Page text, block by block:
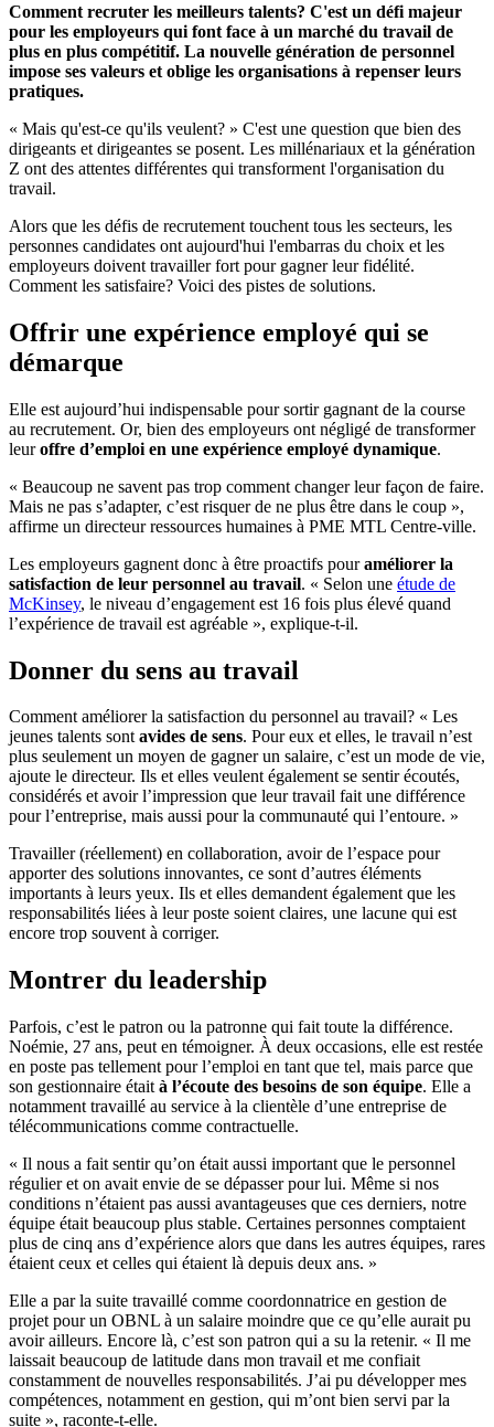
Comment recruter les meilleurs talents? C'est un défi majeur
pour les employeurs qui font face à un marché du travail de
plus en plus compétitif. La nouvelle génération de personnel
impose ses valeurs et oblige les organisations à repenser leurs
pratiques.
« Mais qu'est-ce qu'ils veulent? » C'est une question que bien des
dirigeants et dirigeantes se posent. Les millénariaux et la génération
Z ont des attentes différentes qui transforment l'organisation du
travail.
Alors que les défis de recrutement touchent tous les secteurs, les
personnes candidates ont aujourd'hui l'embarras du choix et les
employeurs doivent travailler fort pour gagner leur fidélité.
Comment les satisfaire? Voici des pistes de solutions.
Offrir une expérience employé qui se
démarque
Elle est aujourd’hui indispensable pour sortir gagnant de la course
au recrutement. Or, bien des employeurs ont négligé de transformer
leuroffre d’emploi en une expérience employé dynamique.
« Beaucoup ne savent pas trop comment changer leur façon de faire.
Mais ne pas s’adapter, c’est risquer de ne plus être dans le coup »,
affirme un directeur ressources humaines à PME MTL Centre-ville.
Les employeurs gagnent donc à être proactifs pouraméliorer la
satisfaction de leur personnel au travail. « Selon une étude de
McKinsey, le niveau d’engagement est 16 fois plus élevé quand
l’expérience de travail est agréable », explique-t-il.
Donner du sens au travail
Comment améliorer la satisfaction du personnel au travail? « Les
jeunes talents sontavides de sens. Pour eux et elles, le travail n’est
plus seulement un moyen de gagner un salaire, c’est un mode de vie,
ajoute le directeur. Ils et elles veulent également se sentir écoutés,
considérés et avoir l’impression que leur travail fait une différence
pour l’entreprise, mais aussi pour la communauté qui l’entoure. »
Travailler (réellement) en collaboration, avoir de l’espace pour
apporter des solutions innovantes, ce sont d’autres éléments
importants à leurs yeux. Ils et elles demandent également que les
responsabilités liées à leur poste soient claires, une lacune qui est
encore trop souvent à corriger.
Montrer du leadership
Parfois, c’est le patron ou la patronne qui fait toute la différence.
Noémie, 27 ans, peut en témoigner. À deux occasions, elle est restée
en poste pas tellement pour l’emploi en tant que tel, mais parce que
son gestionnaire était à l’écoute des besoins de son équipe. Elle a
notamment travaillé au service à la clientèle d’une entreprise de
télécommunications comme contractuelle.
« Il nous a fait sentir qu’on était aussi important que le personnel
régulier et on avait envie de se dépasser pour lui. Même si nos
conditions n’étaient pas aussi avantageuses que ces derniers, notre
équipe était beaucoup plus stable. Certaines personnes comptaient
plus de cinq ans d’expérience alors que dans les autres équipes, rares
étaient ceux et celles qui étaient là depuis deux ans. »
Elle a par la suite travaillé comme coordonnatrice en gestion de
projet pour un OBNL à un salaire moindre que ce qu’elle aurait pu
avoir ailleurs. Encore là, c’est son patron qui a su la retenir. « Il me
laissait beaucoup de latitude dans mon travail et me confiait
constamment de nouvelles responsabilités. J’ai pu développer mes
compétences, notamment en gestion, qui m’ont bien servi par la
suite », raconte-t-elle.